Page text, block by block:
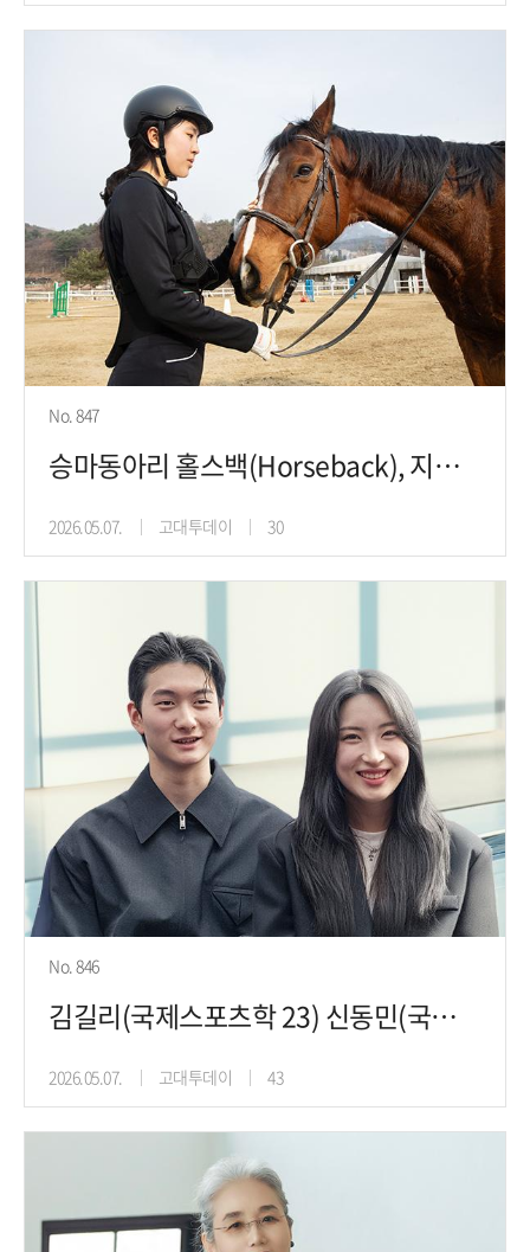
No. 847
승마동아리 홀스백(Horseback), 지평선을 가르는 질주, 초원의 바
2026.05.07. 고대투데이 30
No. 846
김길리(국제스포츠학 23) 신동민(국제스포츠학 24), 밀라노 빙판 위를
2026.05.07. 고대투데이 43